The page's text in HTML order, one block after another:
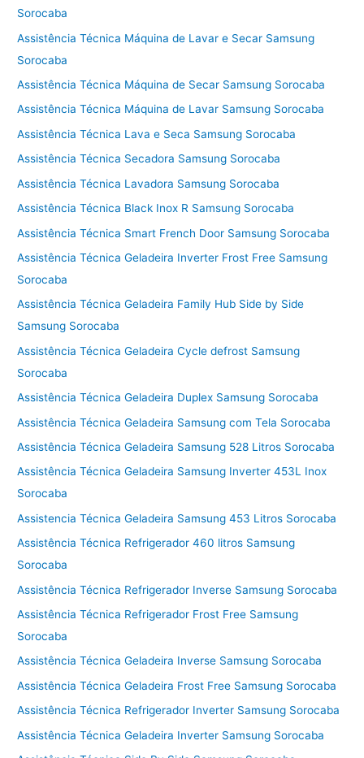
Sorocaba
Assistência Técnica Máquina de Lavar e Secar Samsung
Sorocaba
Assistência Técnica Máquina de Secar Samsung Sorocaba
Assistência Técnica Máquina de Lavar Samsung Sorocaba
Assistência Técnica Lava e Seca Samsung Sorocaba
Assistência Técnica Secadora Samsung Sorocaba
Assistência Técnica Lavadora Samsung Sorocaba
Assistência Técnica Black Inox R Samsung Sorocaba
Assistência Técnica Smart French Door Samsung Sorocaba
Assistência Técnica Geladeira Inverter Frost Free Samsung
Sorocaba
Assistência Técnica Geladeira Family Hub Side by Side
Samsung Sorocaba
Assistência Técnica Geladeira Cycle defrost Samsung
Sorocaba
Assistência Técnica Geladeira Duplex Samsung Sorocaba
Assistência Técnica Geladeira Samsung com Tela Sorocaba
Assistência Técnica Geladeira Samsung 528 Litros Sorocaba
Assistência Técnica Geladeira Samsung Inverter 453L Inox
Sorocaba
Assistencia Técnica Geladeira Samsung 453 Litros Sorocaba
Assistência Técnica Refrigerador 460 litros Samsung
Sorocaba
Assistência Técnica Refrigerador Inverse Samsung Sorocaba
Assistência Técnica Refrigerador Frost Free Samsung
Sorocaba
Assistência Técnica Geladeira Inverse Samsung Sorocaba
Assistência Técnica Geladeira Frost Free Samsung Sorocaba
Assistência Técnica Refrigerador Inverter Samsung Sorocaba
Assistência Técnica Geladeira Inverter Samsung Sorocaba